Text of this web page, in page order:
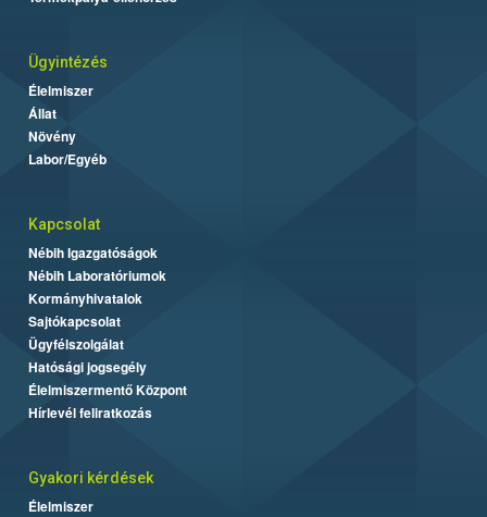
Ügyintézés
Élelmiszer
Állat
Növény
Labor/Egyéb
Kapcsolat
Nébih Igazgatóságok
Nébih Laboratóriumok
Kormányhivatalok
Sajtókapcsolat
Ügyfélszolgálat
Hatósági jogsegély
Élelmiszermentő Központ
Hírlevél feliratkozás
Gyakori kérdések
Élelmiszer